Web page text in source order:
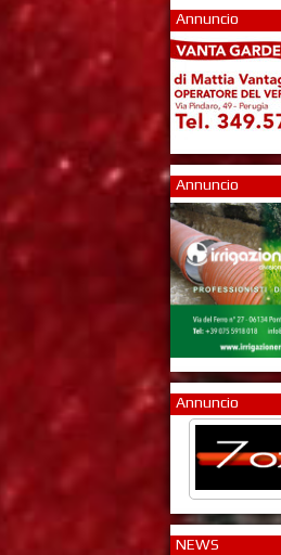
Annuncio
Annuncio
Annuncio
NEWS